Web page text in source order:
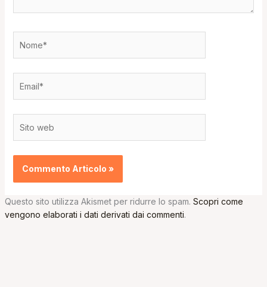
web
Questo sito utilizza Akismet per ridurre lo spam. Scopri come
vengono elaborati i dati derivati dai commenti.